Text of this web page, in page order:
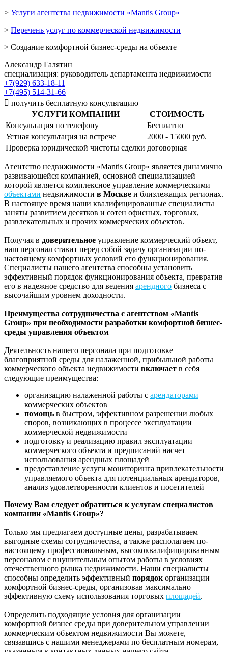
> Услуги агентства недвижимости «Mantis Group»
> Перечень услуг по коммерческой недвижимости
> Создание комфортной бизнес-среды на объекте
Александр Галятин
специализация: руководитель департамента недвижимости
+7(929) 633-18-11
+7(495) 514-31-66
 получить бесплатную консультацию
УСЛУГИ КОМПАНИИ
СТОИМОСТЬ
Консультация по телефону
Бесплатно
Устная консультация на встрече
2000 - 15000 руб.
Проверка юридической чистоты сделки договорная
Агентство недвижимости «Mantis Group» является динамично
развивающейся компанией, основной специализацией
которой является комплексное управление коммерческими
объектами недвижимости в Москве и близлежащих регионах.
В настоящее время наши квалифицированные специалисты
заняты развитием десятков и сотен офисных, торговых,
развлекательных и прочих коммерческих объектов.
Получая в доверительное управление коммерческий объект,
наш персонал ставит перед собой задачу организации по-
настоящему комфортных условий его функционирования.
Специалисты нашего агентства способны установить
эффективный порядок функционирования объекта, превратив
его в надежное средство для ведения арендного бизнеса с
высочайшим уровнем доходности.
Преимущества сотрудничества с агентством «Mantis
Group» при необходимости разработки комфортной бизнес-
среды управления объектом
Деятельность нашего персонала при подготовке
благоприятной среды для налаженной, прибыльной работы
коммерческого объекта недвижимости включает в себя
следующие преимущества:
организацию налаженной работы с арендаторами
коммерческих объектов
помощь в быстром, эффективном разрешении любых
споров, возникающих в процессе эксплуатации
коммерческой недвижимости
подготовку и реализацию правил эксплуатации
коммерческого объекта и предписаний насчет
использования арендных площадей
предоставление услуги мониторинга привлекательности
управляемого объекта для потенциальных арендаторов,
анализ удовлетворенности клиентов и посетителей
Почему Вам следует обратиться к услугам специалистов
компании «Mantis Group»?
Только мы предлагаем доступные цены, разрабатываем
выгодные схемы сотрудничества, а также располагаем по-
настоящему профессиональным, высококвалифицированным
персоналом с внушительным опытом работы в условиях
отечественного рынка недвижимости. Наши специалисты
способны определить эффективный порядок организации
комфортной бизнес-среды, организовав максимально
эффективную схему использования торговых площадей.
Определить подходящие условия для организации
комфортной бизнес среды при доверительном управлении
коммерческим объектом недвижимости Вы можете,
связавшись с нашими менеджерами по бесплатным номерам,